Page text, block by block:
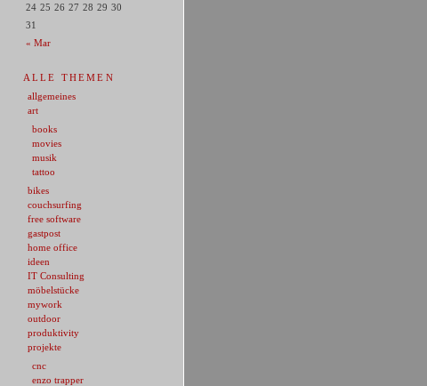
« Mar
24 25 26 27 28 29 30
31
ALLE THEMEN
allgemeines
art
books
movies
musik
tattoo
bikes
couchsurfing
free software
gastpost
home office
ideen
IT Consulting
möbelstücke
mywork
outdoor
produktivity
projekte
cnc
enzo trapper